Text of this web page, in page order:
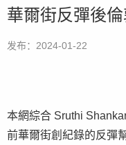
華爾街反彈後
发布：2024-01-22
本網綜合 Sruthi
前華爾街創紀錄的反彈